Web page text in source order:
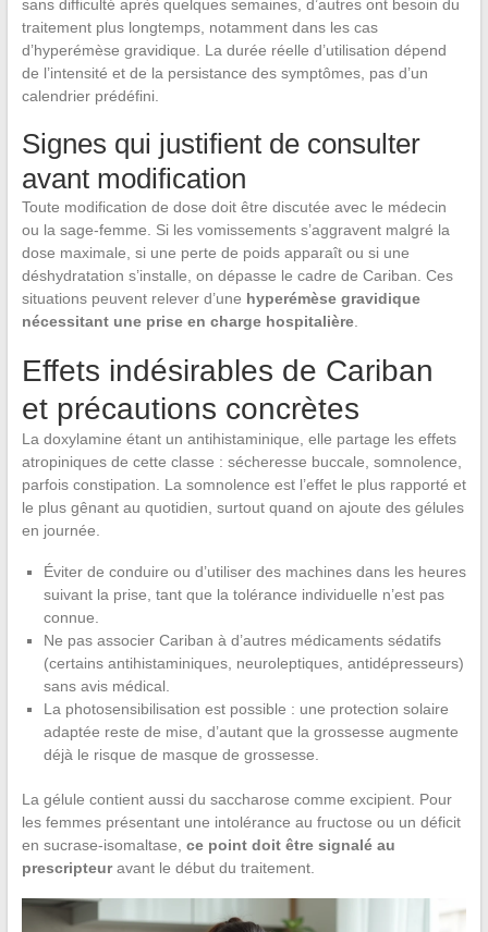
sans difficulté après quelques semaines, d’autres ont besoin du
traitement plus longtemps, notamment dans les cas
d’hyperémèse gravidique. La durée réelle d’utilisation dépend
de l’intensité et de la persistance des symptômes, pas d’un
calendrier prédéfini.
Signes qui justifient de consulter
avant modification
Toute modification de dose doit être discutée avec le médecin
ou la sage-femme. Si les vomissements s’aggravent malgré la
dose maximale, si une perte de poids apparaît ou si une
déshydratation s’installe, on dépasse le cadre de Cariban. Ces
situations peuvent relever d’une hyperémèse gravidique
nécessitant une prise en charge hospitalière.
Effets indésirables de Cariban
et précautions concrètes
La doxylamine étant un antihistaminique, elle partage les effets
atropiniques de cette classe : sécheresse buccale, somnolence,
parfois constipation. La somnolence est l’effet le plus rapporté et
le plus gênant au quotidien, surtout quand on ajoute des gélules
en journée.
Éviter de conduire ou d’utiliser des machines dans les heures
suivant la prise, tant que la tolérance individuelle n’est pas
connue.
Ne pas associer Cariban à d’autres médicaments sédatifs
(certains antihistaminiques, neuroleptiques, antidépresseurs)
sans avis médical.
La photosensibilisation est possible : une protection solaire
adaptée reste de mise, d’autant que la grossesse augmente
déjà le risque de masque de grossesse.
La gélule contient aussi du saccharose comme excipient. Pour
les femmes présentant une intolérance au fructose ou un déficit
en sucrase-isomaltase, ce point doit être signalé au
prescripteuravant le début du traitement.